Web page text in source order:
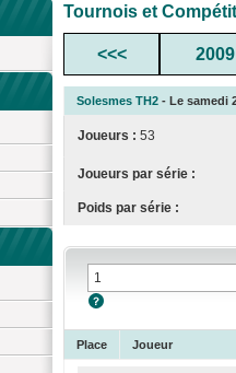
Tournois et
<<< 2009
Solesmes TH2 - Le samedi
Joueurs : 53
Joueurs par série :
Poids par série :
Place Joueur